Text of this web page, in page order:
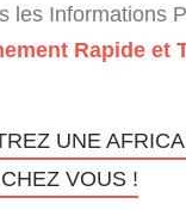
les Informations
Rapide et
UNE
VOUS !